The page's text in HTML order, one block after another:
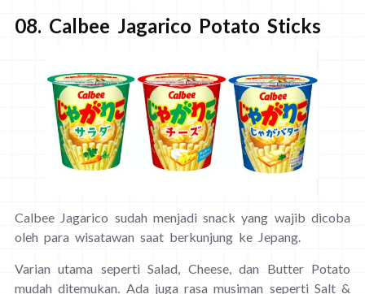
08. Calbee Jagarico Potato Sticks
Calbee Jagarico sudah menjadi snack yang wajib dicoba
oleh para wisatawan saat berkunjung ke Jepang.
Varian utama seperti Salad, Cheese, dan Butter Potato
mudah ditemukan. Ada juga rasa musiman seperti Salt &